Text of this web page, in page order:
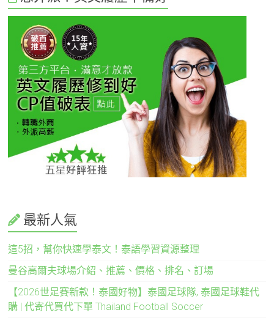
最新人氣
這5招，幫你快速學泰文！泰語學習資源整理
曼谷高爾夫球場介紹、推薦、價格、排名、訂場
【2026世足賽新款！泰國好物】泰國足球隊, 泰國足球鞋代
購 | 代寄代買代下單 Thailand Football Soccer